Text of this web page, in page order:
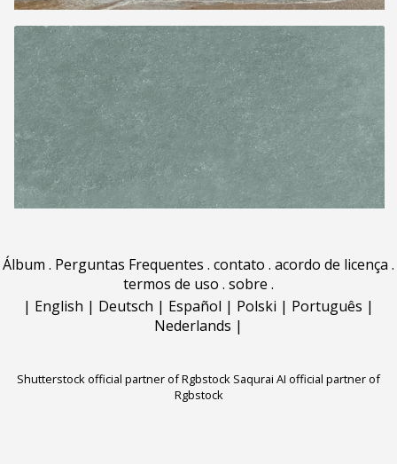
Álbum . Perguntas Frequentes . contato . acordo de licença .
termos de uso . sobre .
| English | Deutsch | Español | Polski | Português |
Nederlands |
Shutterstock official partner of Rgbstock Saqurai AI official partner of
Rgbstock